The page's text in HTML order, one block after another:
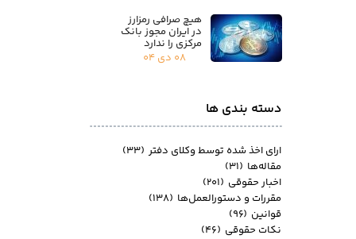
دسته بندی ها
هیچ صرافی رمزارز
در ایران مجوز بانک
مرکزی را ندارد
۰۸ دی ۰۴
ارای اخذ شده توسط وکلای دفتر (۳۳)
مقاله‌ها (۳۱)
اخبار حقوقی (۲۰۱)
مقررات و دستورالعمل‌ها (۱۳۸)
قوانین (۹۶)
نکات حقوقی (۴۶)